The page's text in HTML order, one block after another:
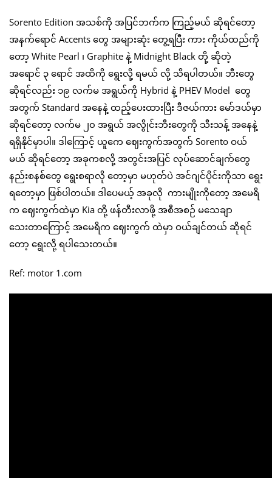
Sorento Edition အသစ်ကို အပြင်ဘက်က ကြည့်မယ် ဆိုရင်တော့
အနက်ရောင် Accents တွေ အများဆုံး တွေ့ရပြီး ကား ကိုယ်ထည်ကို
တော့ White Pearl ၊ Graphite နဲ့ Midnight Black တို့ ဆိုတဲ့
အရောင် ၃ ရောင် အထိကို ‌ရွေးလို့ ရမယ် လို့ သိရပါတယ်။ ဘီးတွေ
ဆိုရင်လည်း ၁၉ လက်မ အရွယ်ကို Hybrid နဲ့ PHEV Model တွေ
အတွက် Standard အနေနဲ့ ထည့်ပေးထားပြီး ဒီဇယ်ကား မော်ဒယ်မှာ
ဆိုရင်တော့ လက်မ ၂၀ အရွယ် အလွိုင်းဘီးတွေကို သီးသန့် အနေနဲ့
ရရှိနိုင်မှာပါ။ ဒါကြောင့် ယူကေ ဈေးကွက်အတွက် Sorento ဝယ်
မယ် ဆိုရင်တော့ အခုကစလို့ အတွင်းအပြင် လုပ်ဆောင်ချက်တွေ
နည်းစနစ်တွေ ရွေးစရာလို တော့မှာ မဟုတ်ပဲ အင်ဂျင်ပိုင်းကိုသာ ရွေး
ရတော့မှာ ဖြစ်ပါတယ်။ ဒါပေမယ့် အခုလို ကားမျိုးကိုတော့ အမေရိ
က ဈေးကွက်ထဲမှာ Kia တို့ ဖန်တီးလာဖို့ အစီအစဉ် မသေချာ
သေးတာကြောင့် အမေရိက ဈေးကွက် ထဲမှာ ဝယ်ချင်တယ် ဆိုရင်
တော့ ရွေးလို့ ရပါသေးတယ်။
Ref: motor 1.com